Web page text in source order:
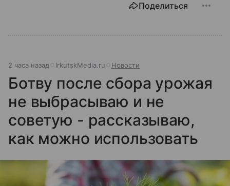
Поделиться
2 часа назад IrkutskMedia.ru Новости
Ботву после сбора урожая
не выбрасываю и не
советую - рассказываю,
как можно использовать